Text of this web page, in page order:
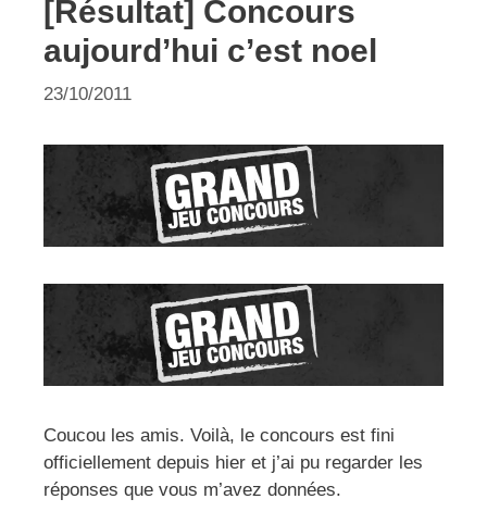
[Résultat] Concours
aujourd’hui c’est noel
23/10/2011
Coucou les amis. Voilà, le concours est fini
officiellement depuis hier et j’ai pu regarder les
réponses que vous m’avez données.